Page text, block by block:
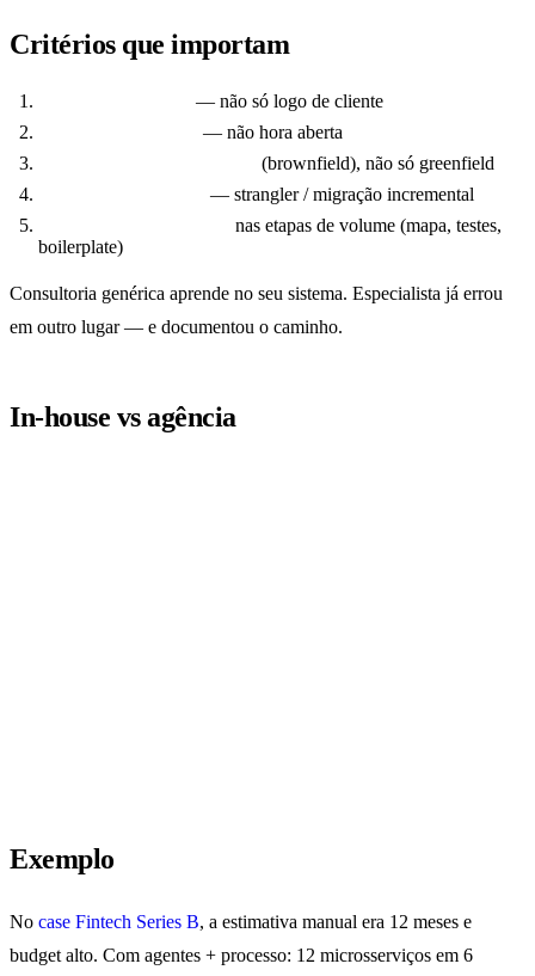
Critérios que importam
— não só logo de cliente
— não hora aberta
(brownfield), não só greenfield
— strangler / migração incremental
nas etapas de volume (mapa, testes,
boilerplate)
Consultoria genérica aprende no seu sistema. Especialista já errou
em outro lugar — e documentou o caminho.
In-house vs agência
Exemplo
No case Fintech Series B, a estimativa manual era 12 meses e
budget alto. Com agentes + processo: 12 microsserviços em 6